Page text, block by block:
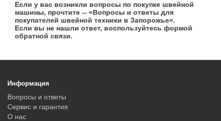
Если у вас возникли вопросы по покупке швейной
машины, прочтите -- «Вопросы и ответы для
покупателей швейной техники в Запорожье».
Если вы не нашли ответ, воспользуйтесь формой
обратной связи.
Информация
Вопросы и ответы
Сервис и гарантия
О нас